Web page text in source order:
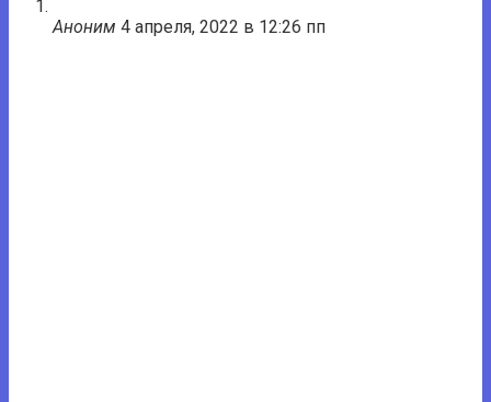
Аноним 4 апреля, 2022 в 12:26 пп